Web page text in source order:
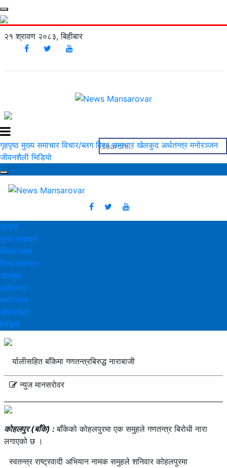
२१ श्रावण २०८३, बिहीबार
गृहपृष्ठ मुख्य समाचार विचार/ब्लग विश्व समाचार खेलकुद अर्थतन्त्र मनोरञ्‍जन
जीवनशैली भिडियाे
गृहपृष्ठ
मुख्य समाचार
विचार/ब्लग
विश्व समाचार
खेलकुद
अर्थतन्त्र
मनोरञ्‍जन
जीवनशैली
भिडियाे
र्यालीसहित बाँकेमा गणतन्त्रबिरुद्ध नाराबाजी
न्युज मानसराेवर
कोहलपुर (बाँके) :बाँकेको कोहलपुरमा एक समुहले गणतन्त्र बिरोधी नारा
लगाएको छ ।
स्वतन्त्र राष्ट्रवादी अभियान नामक समुहले शनिवार कोहलपुरमा